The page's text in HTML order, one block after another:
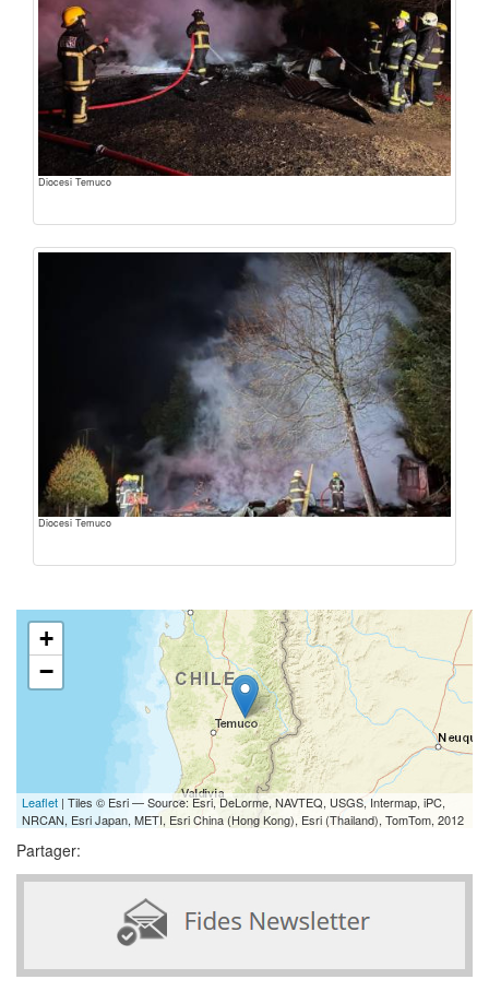
Diocesi Temuco
Diocesi Temuco
+
−
Leaflet | Tiles © Esri — Source: Esri, DeLorme, NAVTEQ, USGS, Intermap, iPC,
NRCAN, Esri Japan, METI, Esri China (Hong Kong), Esri (Thailand), TomTom, 2012
Partager: